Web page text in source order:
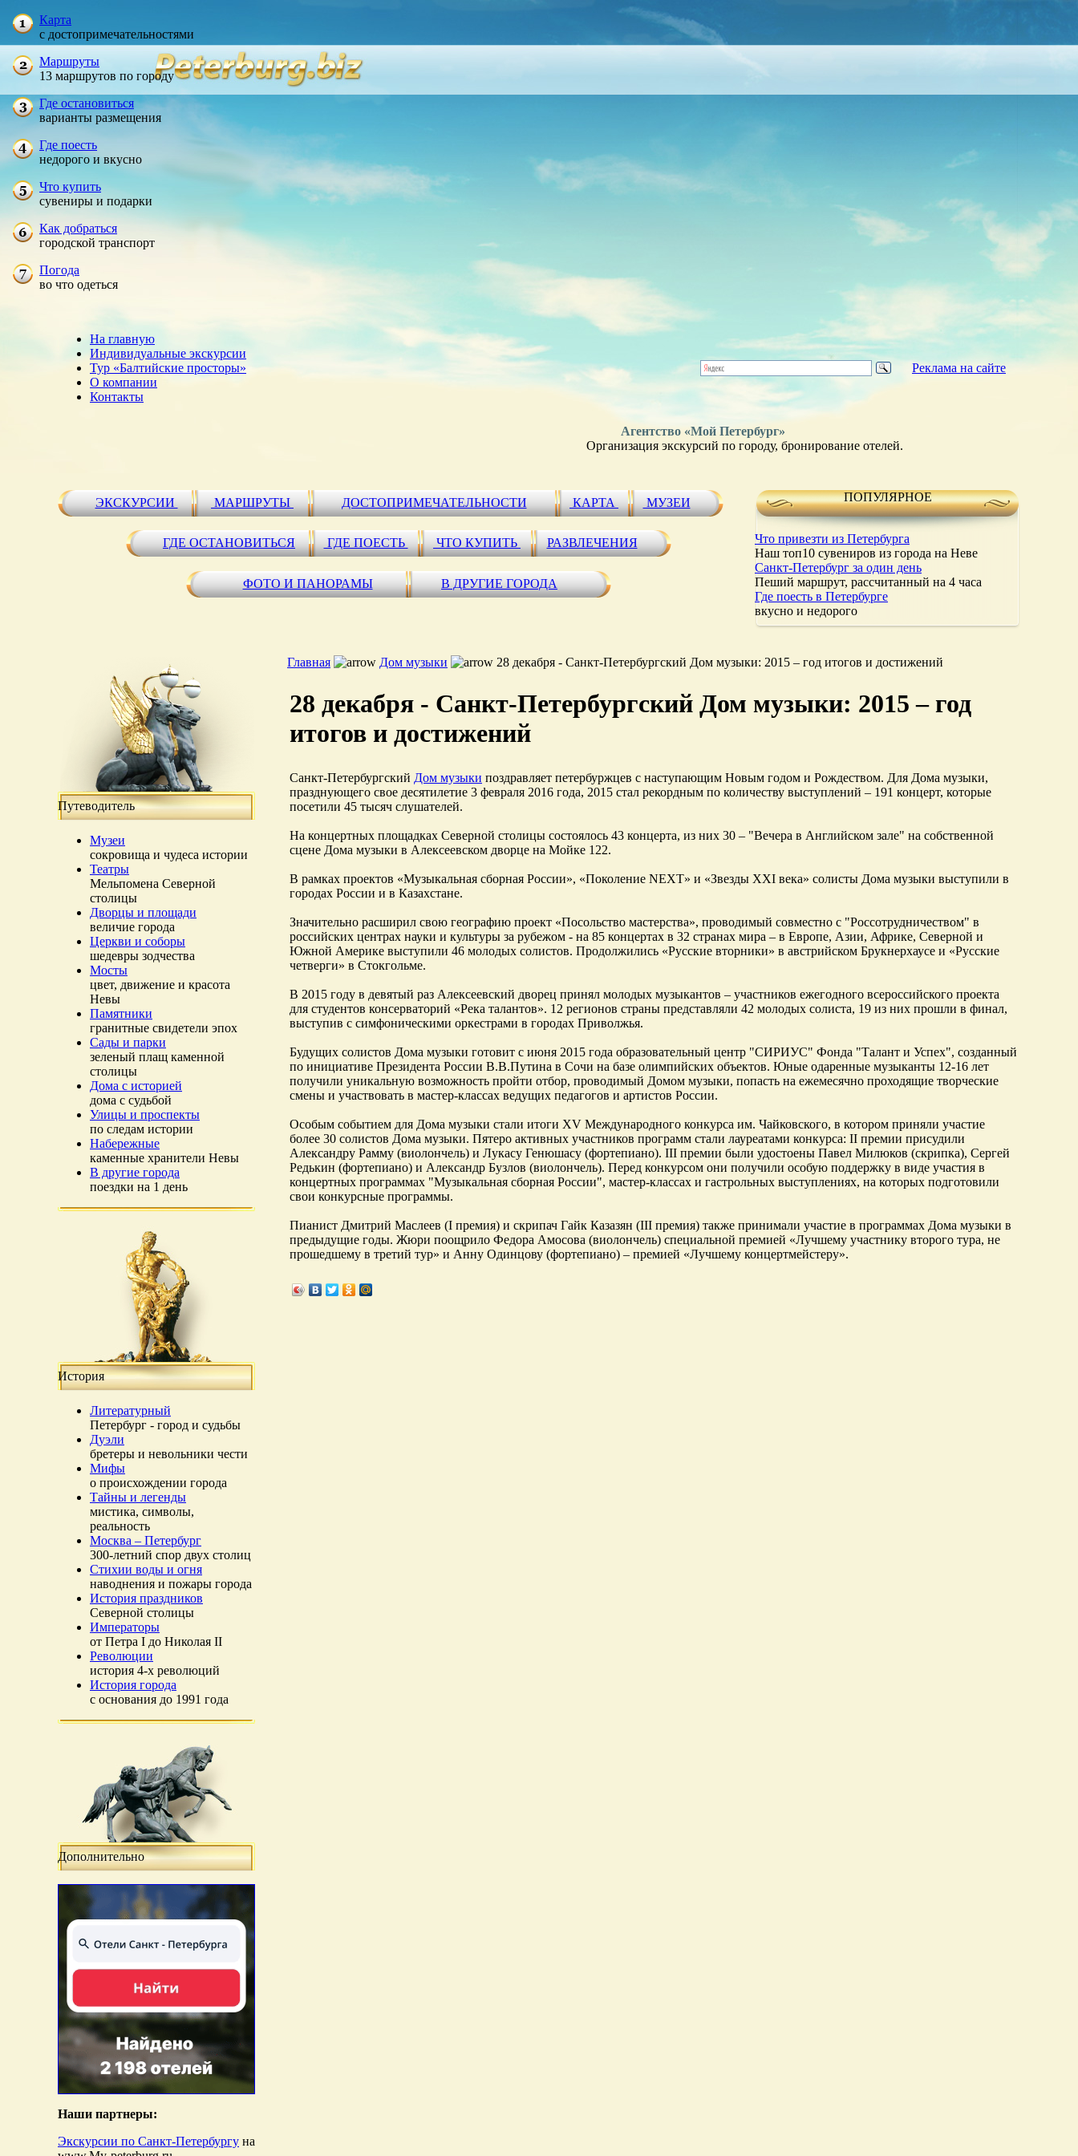
Карта
с достопримечательностями
Маршруты
13 маршрутов по городу
Где остановиться
варианты размещения
Где поесть
недорого и вкусно
Что купить
сувениры и подарки
Как добраться
городской транспорт
Погода
во что одеться
На главную
Индивидуальные экскурсии
Тур «Балтийские просторы»
О компании
Контакты
Реклама на сайте
Агентство «Мой Петербург»
Организация экскурсий по городу, бронирование отелей.
ЭКСКУРСИИ МАРШРУТЫ ДОСТОПРИМЕЧАТЕЛЬНОСТИ КАРТА МУЗЕИ
ГДЕ ОСТАНОВИТЬСЯ ГДЕ ПОЕСТЬ ЧТО КУПИТЬ РАЗВЛЕЧЕНИЯ
ФОТО И ПАНОРАМЫ В ДРУГИЕ ГОРОДА
ПОПУЛЯРНОЕ
Что привезти из Петербурга
Наш топ10 сувениров из города на Неве
Санкт-Петербург за один день
Пеший маршрут, рассчитанный на 4 часа
Где поесть в Петербурге
вкусно и недорого
Путеводитель
Музеи
сокровища и чудеса истории
Театры
Мельпомена Северной
столицы
Дворцы и площади
величие города
Церкви и соборы
шедевры зодчества
Мосты
цвет, движение и красота
Невы
Памятники
гранитные свидетели эпох
Сады и парки
зеленый плащ каменной
столицы
Дома с историей
дома с судьбой
Улицы и проспекты
по следам истории
Набережные
каменные хранители Невы
В другие города
поездки на 1 день
История
Литературный
Петербург - город и судьбы
Дуэли
бретеры и невольники чести
Мифы
о происхождении города
Тайны и легенды
мистика, символы,
реальность
Москва – Петербург
300-летний спор двух столиц
Стихии воды и огня
наводнения и пожары города
История праздников
Северной столицы
Императоры
от Петра I до Николая II
Революции
история 4-х революций
История города
с основания до 1991 года
Дополнительно
Наши партнеры:
Экскурсии по Санкт-Петербургу на
Главная Дом музыки 28 декабря - Санкт-Петербургский Дом музыки: 2015 – год итогов и достижений
28 декабря - Санкт-Петербургский Дом музыки: 2015 – год
итогов и достижений
Санкт-Петербургский Дом музыки поздравляет петербуржцев с наступающим Новым годом и Рождеством. Для Дома музыки,
празднующего свое десятилетие 3 февраля 2016 года, 2015 стал рекордным по количеству выступлений – 191 концерт, которые
посетили 45 тысяч слушателей.
На концертных площадках Северной столицы состоялось 43 концерта, из них 30 – "Вечера в Английском зале" на собственной
сцене Дома музыки в Алексеевском дворце на Мойке 122.
В рамках проектов «Музыкальная сборная России», «Поколение NEXT» и «Звезды XXI века» солисты Дома музыки выступили в
городах России и в Казахстане.
Значительно расширил свою географию проект «Посольство мастерства», проводимый совместно с "Россотрудничеством" в
российских центрах науки и культуры за рубежом - на 85 концертах в 32 странах мира – в Европе, Азии, Африке, Северной и
Южной Америке выступили 46 молодых солистов. Продолжились «Русские вторники» в австрийском Брукнерхаусе и «Русские
четверги» в Стокгольме.
В 2015 году в девятый раз Алексеевский дворец принял молодых музыкантов – участников ежегодного всероссийского проекта
для студентов консерваторий «Река талантов». 12 регионов страны представляли 42 молодых солиста, 19 из них прошли в финал,
выступив с симфоническими оркестрами в городах Приволжья.
Будущих солистов Дома музыки готовит с июня 2015 года образовательный центр "СИРИУС" Фонда "Талант и Успех", созданный
по инициативе Президента России В.В.Путина в Сочи на базе олимпийских объектов. Юные одаренные музыканты 12-16 лет
получили уникальную возможность пройти отбор, проводимый Домом музыки, попасть на ежемесячно проходящие творческие
смены и участвовать в мастер-классах ведущих педагогов и артистов России.
Особым событием для Дома музыки стали итоги XV Международного конкурса им. Чайковского, в котором приняли участие
более 30 солистов Дома музыки. Пятеро активных участников программ стали лауреатами конкурса: II премии присудили
Александру Рамму (виолончель) и Лукасу Генюшасу (фортепиано). III премии были удостоены Павел Милюков (скрипка), Сергей
Редькин (фортепиано) и Александр Бузлов (виолончель). Перед конкурсом они получили особую поддержку в виде участия в
концертных программах "Музыкальная сборная России", мастер-классах и гастрольных выступлениях, на которых подготовили
свои конкурсные программы.
Пианист Дмитрий Маслеев (I премия) и скрипач Гайк Казазян (III премия) также принимали участие в программах Дома музыки в
предыдущие годы. Жюри поощрило Федора Амосова (виолончель) специальной премией «Лучшему участнику второго тура, не
прошедшему в третий тур» и Анну Одинцову (фортепиано) – премией «Лучшему концертмейстеру».